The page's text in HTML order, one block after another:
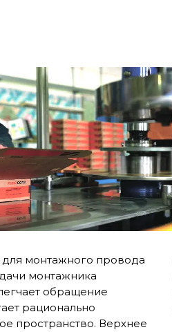
монтажного провода
монтажника
обращение
рационально
пространство. Верхнее